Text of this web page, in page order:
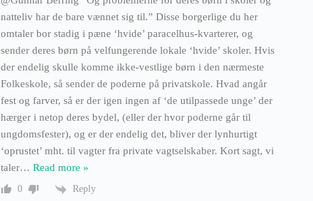
natteliv har de bare vænnet sig til.” Disse borgerlige du her
omtaler bor stadig i pæne ‘hvide’ paracelhus-kvarterer, og
sender deres børn på velfungerende lokale ‘hvide’ skoler. Hvis
der endelig skulle komme ikke-vestlige børn i den nærmeste
Folkeskole, så sender de poderne på privatskole. Hvad angår
fest og farver, så er der igen ingen af ‘de utilpassede unge’ der
hærger i netop deres bydel, (eller der hvor poderne går til
ungdomsfester), og er der endelig det, bliver der lynhurtigt
‘oprustet’ mht. til vagter fra private vagtselskaber. Kort sagt, vi
taler… Read more »
0 Reply